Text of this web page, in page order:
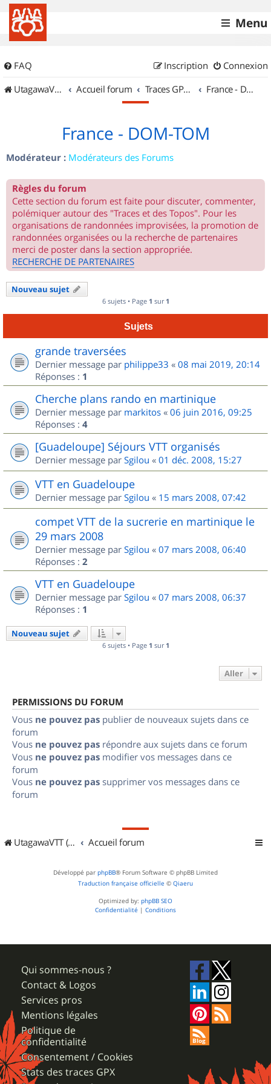
Menu
FAQ Connexion
Inscription
UtagawaVTT (Randos VTT et VTTAE avec traces GPS)
Accueil forum Traces GPS de randos VTT France - DOM-TOM
France - DOM-TOM
Modérateur : Modérateurs des Forums
Règles du forum
Cette section du forum est faite pour discuter, commenter,
polémiquer autour des "Traces et des Topos". Pour les
organisations de randonnées improvisées, la promotion de
randonnées organisées ou la recherche de partenaires
merci de poster dans la section appropriée.
RECHERCHE DE PARTENAIRES
Nouveau sujet
6 sujets • Page 1 sur 1
Sujets
grande traversées
Dernier message par philippe33 « 08 mai 2019, 20:14
Réponses : 1
Cherche plans rando en martinique
Dernier message par markitos « 06 juin 2016, 09:25
Réponses : 4
[Guadeloupe] Séjours VTT organisés
Dernier message par Sgilou « 01 déc. 2008, 15:27
VTT en Guadeloupe
Dernier message par Sgilou « 15 mars 2008, 07:42
compet VTT de la sucrerie en martinique le
29 mars 2008
Dernier message par Sgilou « 07 mars 2008, 06:40
Réponses : 2
VTT en Guadeloupe
Dernier message par Sgilou « 07 mars 2008, 06:37
Réponses : 1
Nouveau sujet
6 sujets • Page 1 sur 1
Aller
PERMISSIONS DU FORUM
Vous ne pouvez pas publier de nouveaux sujets dans ce
forum
Vous ne pouvez pas répondre aux sujets dans ce forum
Vous ne pouvez pas modifier vos messages dans ce
forum
Vous ne pouvez pas supprimer vos messages dans ce
forum
UtagawaVTT (Randos VTT et VTTAE avec traces GPS) Accueil forum
Développé par phpBB® Forum Software © phpBB Limited
Traduction française officielle © Qiaeru
Optimized by: phpBB SEO
Confidentialité | Conditions
Qui sommes-nous ?
Contact & Logos
Services pros
Mentions légales
Politique de
confidentialité
Consentement / Cookies
Stats des traces GPX